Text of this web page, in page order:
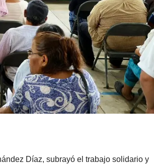
Díaz, subrayó el trabajo solidario y